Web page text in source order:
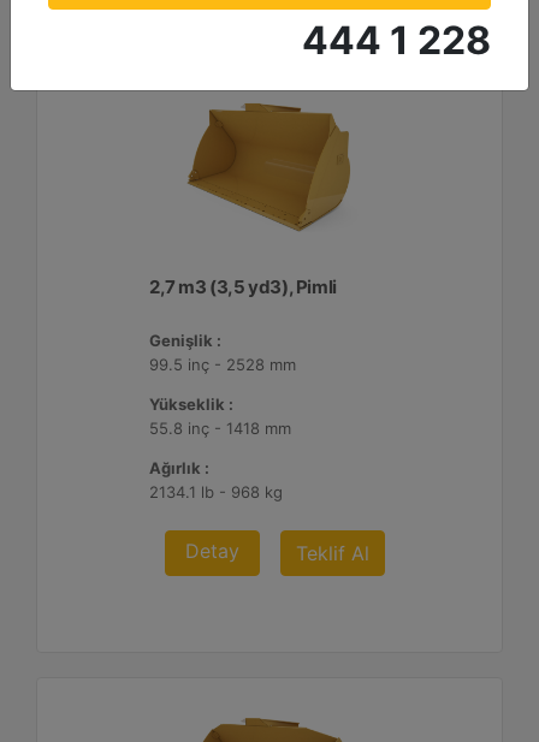
2,7 m3 (3,5 yd3), Pimli
Genişlik :
99.5 inç - 2528 mm
Yükseklik :
55.8 inç - 1418 mm
Ağırlık :
2134.1 lb - 968 kg
Detay Teklif Al
444 1 228